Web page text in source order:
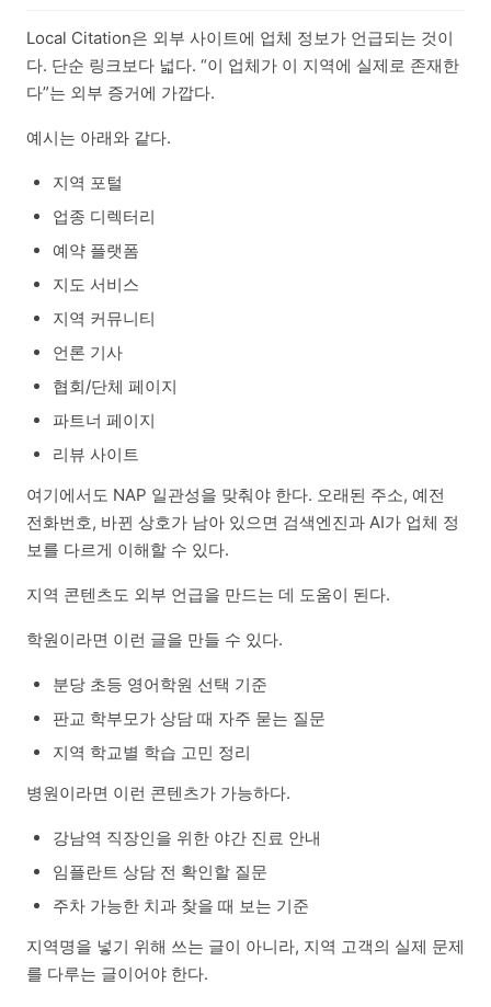
Local Citation은 외부 사이트에 업체 정보가 언급되는 것이
다. 단순 링크보다 넓다. “이 업체가 이 지역에 실제로 존재한
다”는 외부 증거에 가깝다.
예시는 아래와 같다.
지역 포털
업종 디렉터리
예약 플랫폼
지도 서비스
지역 커뮤니티
언론 기사
협회/단체 페이지
파트너 페이지
리뷰 사이트
여기에서도 NAP 일관성을 맞춰야 한다. 오래된 주소, 예전
전화번호, 바뀐 상호가 남아 있으면 검색엔진과 AI가 업체 정
보를 다르게 이해할 수 있다.
지역 콘텐츠도 외부 언급을 만드는 데 도움이 된다.
학원이라면 이런 글을 만들 수 있다.
분당 초등 영어학원 선택 기준
판교 학부모가 상담 때 자주 묻는 질문
지역 학교별 학습 고민 정리
병원이라면 이런 콘텐츠가 가능하다.
강남역 직장인을 위한 야간 진료 안내
임플란트 상담 전 확인할 질문
주차 가능한 치과 찾을 때 보는 기준
지역명을 넣기 위해 쓰는 글이 아니라, 지역 고객의 실제 문제
를 다루는 글이어야 한다.